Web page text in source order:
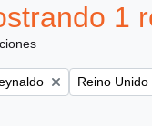
1
Remove filter:
Reino Unido